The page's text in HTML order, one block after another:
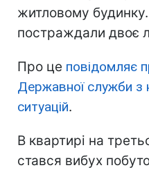
житловому будинку.
постраждали двоє
Про це повідомляє
Державної служби з
ситуацій.
В квартирі на
стався вибух